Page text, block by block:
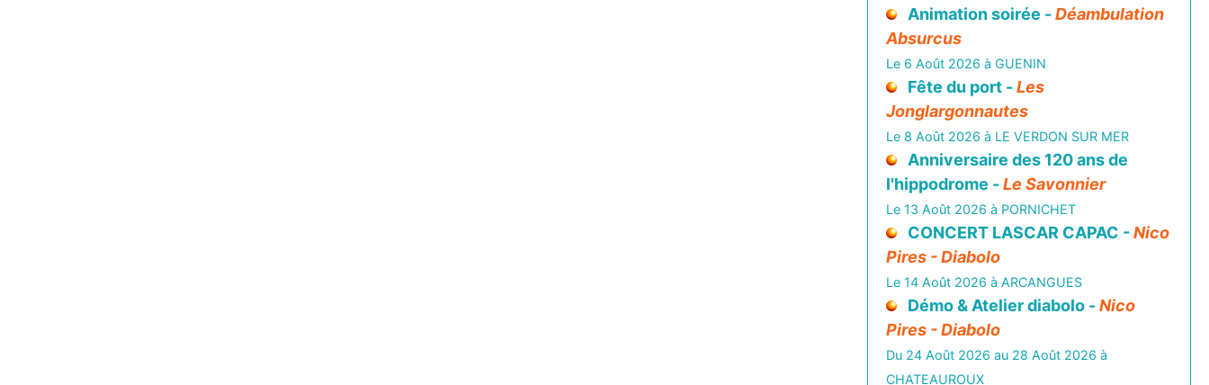
Animation soirée -Déambulation
Absurcus
Le 6 Août 2026 à GUENIN
Fête du port -Les
Jonglargonnautes
Le 8 Août 2026 à LE VERDON SUR MER
Anniversaire des 120 ans de
l'hippodrome -Le Savonnier
Le 13 Août 2026 à PORNICHET
CONCERT LASCAR CAPAC -Nico
Pires - Diabolo
Le 14 Août 2026 à ARCANGUES
Démo & Atelier diabolo -Nico
Pires - Diabolo
Du 24 Août 2026 au 28 Août 2026 à
CHATEAUROUX